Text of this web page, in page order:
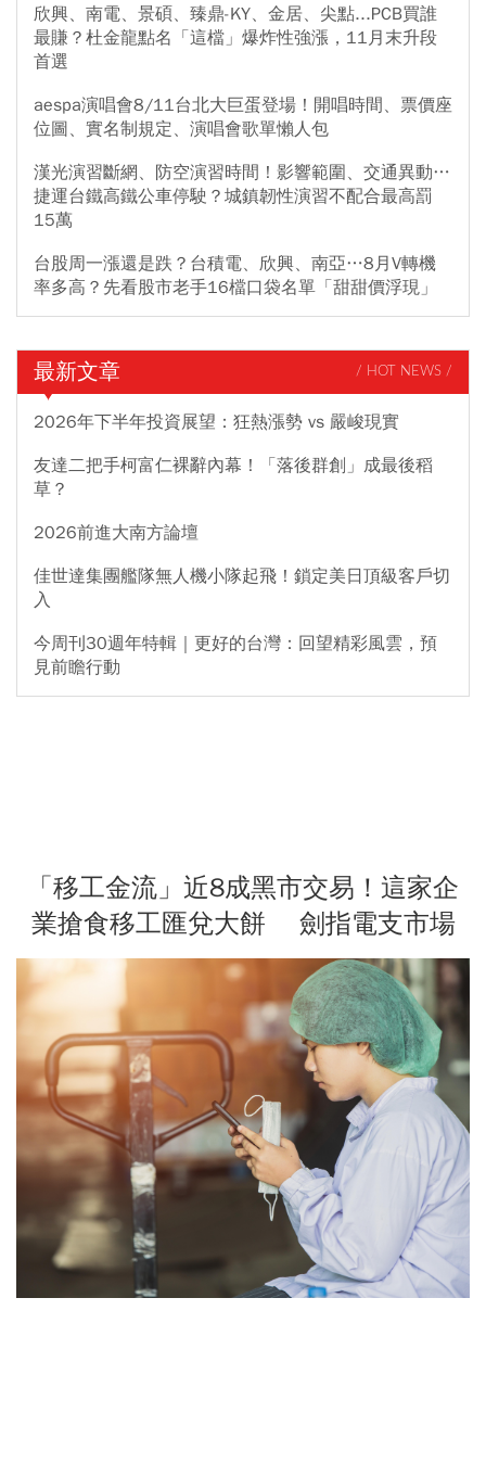
欣興、南電、景碩、臻鼎-KY、金居、尖點...PCB買誰
最賺？杜金龍點名「這檔」爆炸性強漲，11月末升段
首選
aespa演唱會8/11台北大巨蛋登場！開唱時間、票價座
位圖、實名制規定、演唱會歌單懶人包
漢光演習斷網、防空演習時間！影響範圍、交通異動…
捷運台鐵高鐵公車停駛？城鎮韌性演習不配合最高罰
15萬
台股周一漲還是跌？台積電、欣興、南亞…8月V轉機
率多高？先看股市老手16檔口袋名單「甜甜價浮現」
最新文章 / HOT NEWS /
2026年下半年投資展望：狂熱漲勢 vs 嚴峻現實
友達二把手柯富仁裸辭內幕！「落後群創」成最後稻
草？
2026前進大南方論壇
佳世達集團艦隊無人機小隊起飛！鎖定美日頂級客戶切
入
今周刊30週年特輯｜更好的台灣：回望精彩風雲，預
見前瞻行動
「移工金流」近8成黑市交易！這家企
業搶食移工匯兌大餅 劍指電支市場